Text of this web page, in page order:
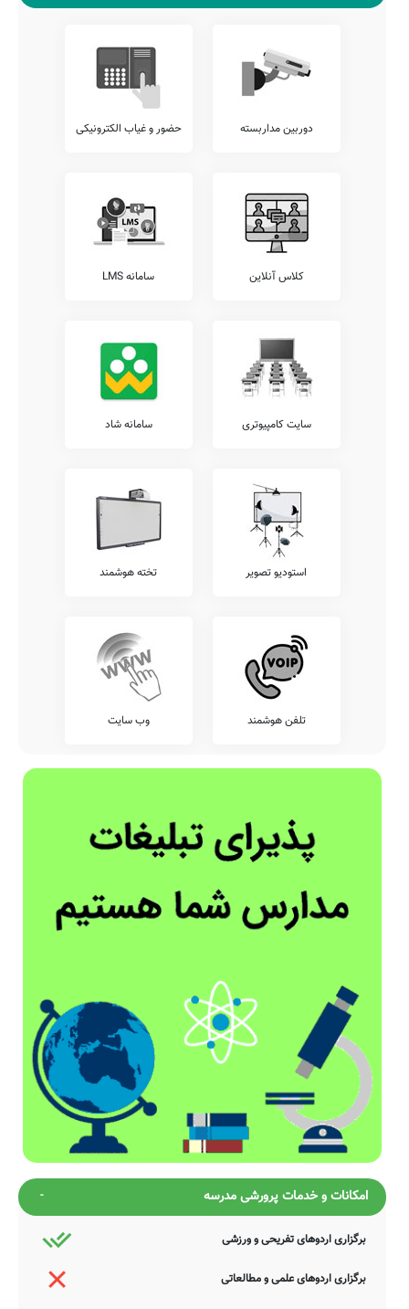
دوربین مداربسته حضور و غیاب الکترونیکی
کلاس آنلاین سامانه LMS
سایت کامپیوتری سامانه شاد
استودیو تصویر تخته هوشمند
تلفن هوشمند وب سایت
امکانات و خدمات پرورشی مدرسه
برگزاری اردوهای تفریحی و ورزشی
برگزاری اردوهای علمی و مطالعاتی